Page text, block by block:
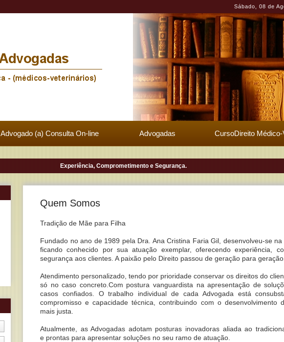
Sábado 08 de
Advogado (a) Consulta On-line Advogadas CursoDireito Médico-
Experiência, Comprometimento e Segurança.
Quem Somos
Tradição de Mãe para Filha
Fundado no ano de 1989 pela Dra. Ana Cristina Faria Gil, desenvolveu-se
ficando conhecido por sua atuação exemplar, oferecendo experiência,
segurança aos clientes. A paixão pelo Direito passou de geração para geração.
Atendimento personalizado, tendo por prioridade conservar os direitos do
só no caso concreto.Com postura vanguardista na apresentação de
casos confiados. O trabalho individual de cada Advogada está
compromisso e capacidade técnica, contribuindo com o desenvolvimento
mais justa.
Atualmente, as Advogadas adotam posturas inovadoras aliada ao
e prontas para apresentar soluções no seu ramo de atuação.